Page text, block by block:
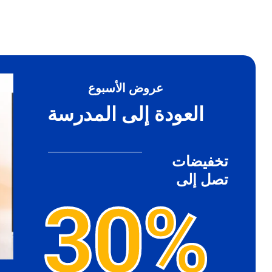
عروض الأسبوع
العودة إلى المدرسة
تخفيضات
تصل إلى
30%